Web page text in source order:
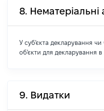
8. Нематеріальні
У суб'єкта декларування чи
об'єкти для декларування в
9. Видатки